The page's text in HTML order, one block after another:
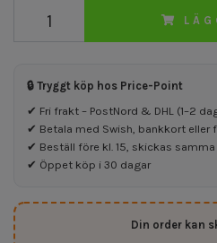
🔒 Tryggt köp hos Price-Point
✔ Fri frakt – PostNord & DHL (1–2
✔ Betala med Swish, bankkort eller
✔ Beställ före kl. 15, skickas
✔ Öppet köp i 30 dagar
Din order kan